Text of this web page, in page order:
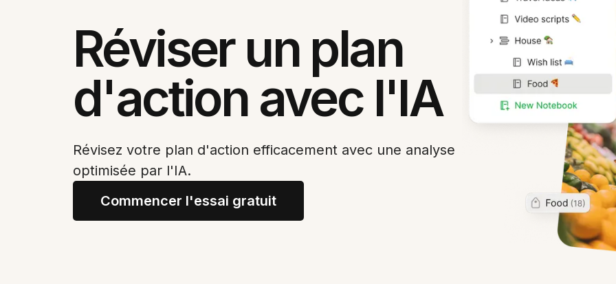
Réviser un plan
d'action avec l'IA
Révisez votre plan d'action efficacement avec une analyse
optimisée par l'IA.
Commencer l'essai gratuit